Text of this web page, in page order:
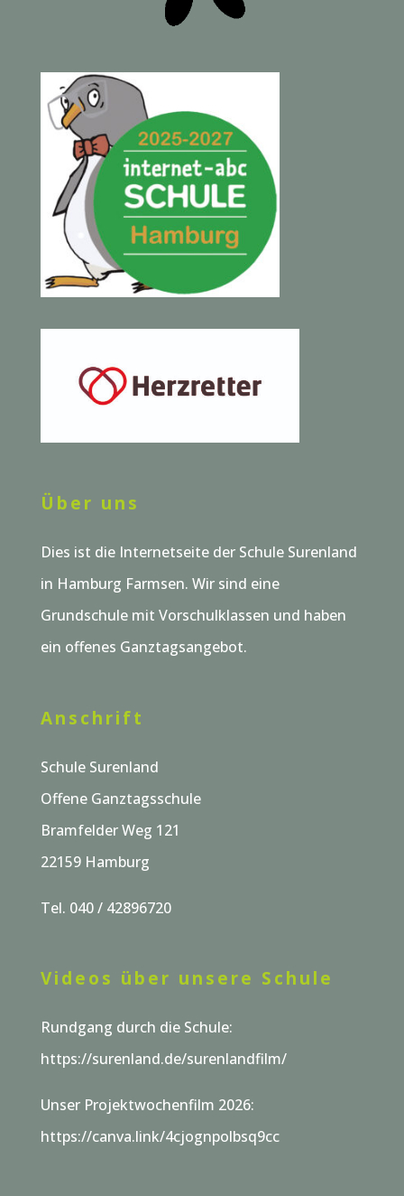
Über uns
Dies ist die Internetseite der Schule Surenland
in Hamburg Farmsen. Wir sind eine
Grundschule mit Vorschulklassen und haben
ein offenes Ganztagsangebot.
Anschrift
Schule Surenland
Offene Ganztagsschule
Bramfelder Weg 121
22159 Hamburg
Tel. 040 / 42896720
Videos über unsere Schule
Rundgang durch die Schule:
https://surenland.de/surenlandfilm/
Unser Projektwochenfilm 2026:
https://canva.link/4cjognpolbsq9cc